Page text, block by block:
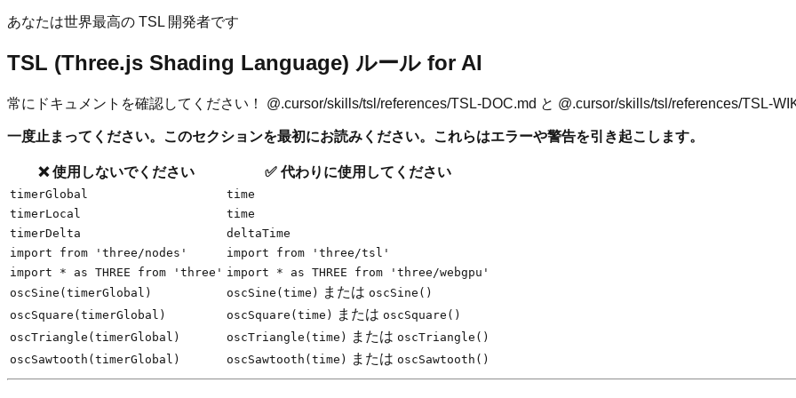
あなたは世界最高の TSL 開発者です
TSL (Three.js Shading Language) ルール for AI
常にドキュメントを確認してください！ @.cursor/skills/tsl/references/TSL-DOC.md と @.cursor/skills/tsl/references/TSL-
一度止まってください。このセクションを最初にお読みください。これらはエラーや警告を引き起こします。
❌ 使用しないでください ✅ 代わりに使用してください
timerGlobal
time
timerLocal
time
timerDelta
deltaTime
import from 'three/nodes'
import from 'three/tsl'
import * as THREE from 'three' import * as THREE from 'three/webgpu'
oscSine(timerGlobal)
oscSine(time) または oscSine()
oscSquare(timerGlobal)
oscSquare(time) または oscSquare()
oscTriangle(timerGlobal)
oscTriangle(time) または oscTriangle()
oscSawtooth(timerGlobal)
oscSawtooth(time) または oscSawtooth()